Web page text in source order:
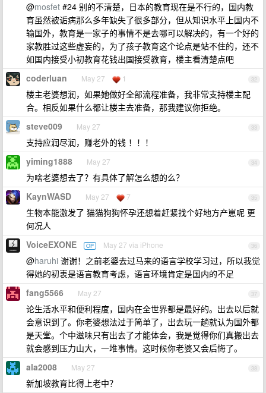
@mosfet #24 别的不清楚，日本的教育现在是不行的，国内教
育虽然被诟病那么多年缺失了很多部分，但从知识水平上国内不
输国外，教育是一家子的事情不是去哪可以解决的，有一个好的
家教胜过这些虚妄的，为了孩子教育这个论点是站不住的，还不
如国内接受小初教育花钱出国接受教育，楼主看清楚点吧
32
coderluan May 27 1
楼主老婆想润，如果她做好全部流程准备，我非常支持楼主配
合。相反如果什么都让楼主去准备，那我建议你拒绝。
33
steve009 May 27
支持应润尽润，赚老外的钱 ！！！
34
yiming1888 May 27
为啥老婆想去了？有具体了解怎么想的么？
35
KaynWASD May 27 7
生物本能激发了 猫猫狗狗怀孕还想着赶紧找个好地方产崽呢 更
何况人
36
VoiceEXONE OP May 27 via iPhone
@haruhi 谢谢！之前老婆去过马来的语言学校学习过，所以我觉
得她的初衷是语言教育考虑，语言环境肯定是国内的不足
37
fang5566 May 27
论生活水平和便利程度，国内在全世界都是最好的。出去以后就
会意识到了。你老婆想法过于简单了，出去玩一趟就认为国外都
是天堂。个中滋味只有出去了才能体会，我是觉得你们真搬出去
就会感到压力山大，一堆事情。这时候你老婆又会后悔了。
38
ala2008 May 27
新加坡教育比得上老中？